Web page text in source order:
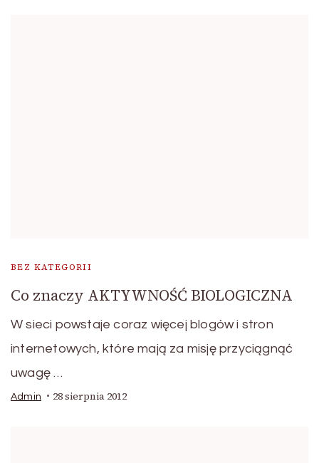
BEZ KATEGORII
Co znaczy AKTYWNOŚĆ BIOLOGICZNA
W sieci powstaje coraz więcej blogów i stron
internetowych, które mają za misję przyciągnąć
uwagę …
Admin 28 sierpnia 2012